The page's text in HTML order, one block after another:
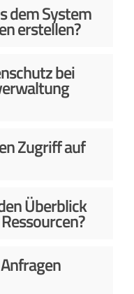
dem System
erstellen?
bei
Zugriff auf
Überblick